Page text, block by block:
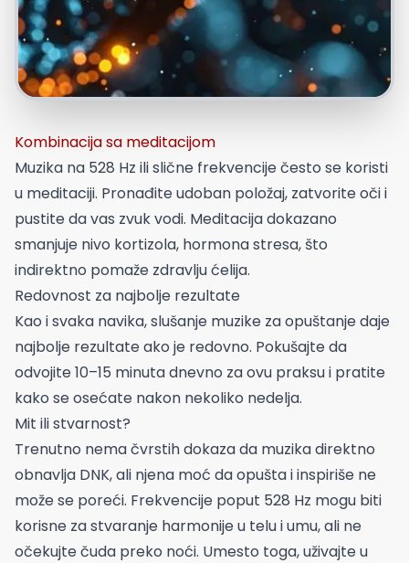
Kombinacija sa meditacijom
Muzika na 528 Hz ili slične frekvencije često se koristi
u meditaciji. Pronađite udoban položaj, zatvorite oči i
pustite da vas zvuk vodi. Meditacija dokazano
smanjuje nivo kortizola, hormona stresa, što
indirektno pomaže zdravlju ćelija.
Redovnost za najbolje rezultate
Kao i svaka navika, slušanje muzike za opuštanje daje
najbolje rezultate ako je redovno. Pokušajte da
odvojite 10–15 minuta dnevno za ovu praksu i pratite
kako se osećate nakon nekoliko nedelja.
Mit ili stvarnost?
Trenutno nema čvrstih dokaza da muzika direktno
obnavlja DNK, ali njena moć da opušta i inspiriše ne
može se poreći. Frekvencije poput 528 Hz mogu biti
korisne za stvaranje harmonije u telu i umu, ali ne
očekujte čuda preko noći. Umesto toga, uživajte u